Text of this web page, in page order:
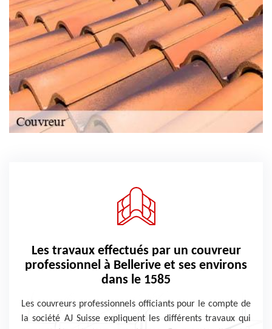
Les travaux effectués par un couvreur
professionnel à Bellerive et ses environs
dans le 1585
Les couvreurs professionnels officiants pour le compte de
la société AJ Suisse expliquent les différents travaux qui